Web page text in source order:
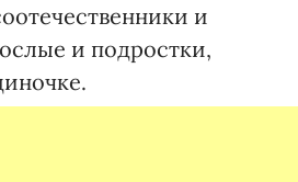
и
и подростки,